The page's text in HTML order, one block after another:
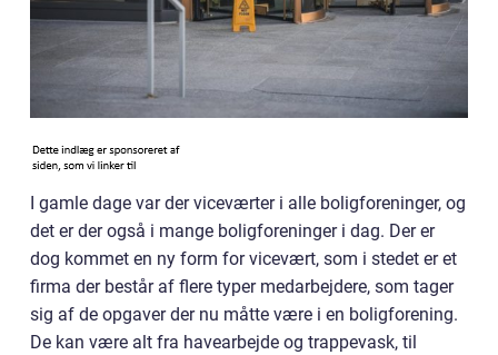
I gamle dage var der viceværter i alle boligforeninger, og
det er der også i mange boligforeninger i dag. Der er
dog kommet en ny form for vicevært, som i stedet er et
firma der består af flere typer medarbejdere, som tager
sig af de opgaver der nu måtte være i en boligforening.
De kan være alt fra havearbejde og trappevask, til